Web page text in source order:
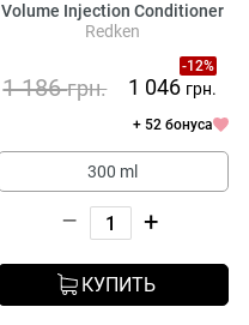
Volume Injection Conditioner
Redken
-12%
1 186грн. 1 046 грн.
+ 52 бонуса
300 ml
– +
КУПИТЬ